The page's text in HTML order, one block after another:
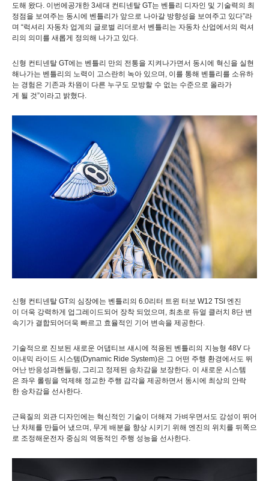
도해 왔다 이번에공개한 3세대 컨티넨탈 GT는 벤틀리 디자인 및 기술력의 최
정점을 보여주는 동시에 벤틀리가 앞으로 나아갈 방향성을 보여주고 있다”라
며 “럭셔리 자동차 업계의 글로벌 리더로서 벤틀리는 자동차 산업에서의 럭셔
리의 의미를 새롭게 정의해 나가고 있다
신형 컨티넨탈 GT에는 벤틀리 만의 전통을 지켜나가면서 동시에 혁신을 실현
해나가는 벤틀리의 노력이 고스란히 녹아 있으며 이를 통해 벤틀리를 소유하
는 경험은 기존과 차원이 다른 누구도 모방할 수 없는 수준으로 올라가
게 될 것”이라고 밝혔다
신형 컨티넨탈 GT의 심장에는 벤틀리의 6.0리터 트윈 터보 W12 TSI 엔진
이
더욱 강력하게 업그레이드되어 장착 되었으며 , 최초로 듀얼 클러치 8단 변
속기가 결합되어 더욱 빠르고 효율적인 기어 변속을 제공한다.
기술적으로 진보된 새로운 어댑티브 섀시에 적용된 벤틀리의 지능형 48V 다
이내믹 라이드 시스템(Dynamic Ride System)은 그 어떤 주행 환경에서도 뛰
어난 반응성과핸들링, 그리고 정제된 승차감을 보장한다. 이 새로운 시스템
은 좌우 롤링을 억제해 정교한 주행 감각을 제공하면서 동시에 최상의 안락
한 승차감을 선사한다.
근육질의 외관 디자인에는 혁신적인 기술이 더해져 가벼우면서도 강성이 뛰어
난 차체를 만들어 냈으며 , 무게 배분을 향상 시키기 위해 엔진의 위치를 뒤쪽으
로 조정해 운전자 중심의 역동적인 주행 성능을 선사한다.